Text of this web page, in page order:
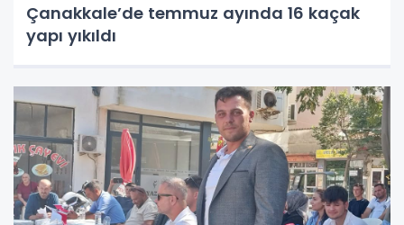
Çanakkale’de temmuz ayında 16 kaçak
yapı yıkıldı